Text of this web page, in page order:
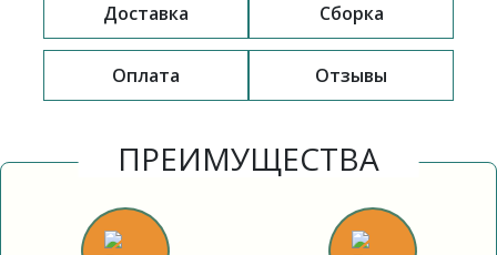
Доставка Сборка
Оплата Отзывы
ПРЕИМУЩЕСТВА